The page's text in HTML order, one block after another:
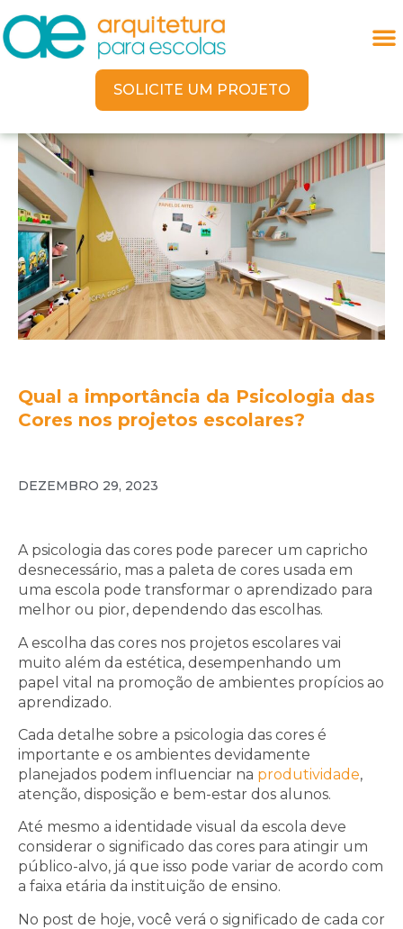
SOLICITE UM PROJETO
Qual a importância da Psicologia das
Cores nos projetos escolares?
DEZEMBRO 29, 2023
A psicologia das cores pode parecer um capricho
desnecessário, mas a paleta de cores usada em
uma escola pode transformar o aprendizado para
melhor ou pior, dependendo das escolhas.
A escolha das cores nos projetos escolares vai
muito além da estética, desempenhando um
papel vital na promoção de ambientes propícios ao
aprendizado.
Cada detalhe sobre a psicologia das cores é
importante e os ambientes devidamente
planejados podem influenciar na produtividade,
atenção, disposição e bem-estar dos alunos.
Até mesmo a identidade visual da escola deve
considerar o significado das cores para atingir um
público-alvo, já que isso pode variar de acordo com
a faixa etária da instituição de ensino.
No post de hoje, você verá o significado de cada cor